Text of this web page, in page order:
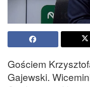
Gościem
Gajewski.